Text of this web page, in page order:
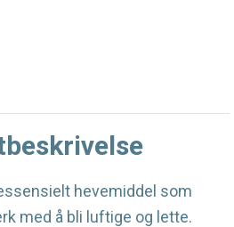
hevemiddel som
med å bli luftige og lette.